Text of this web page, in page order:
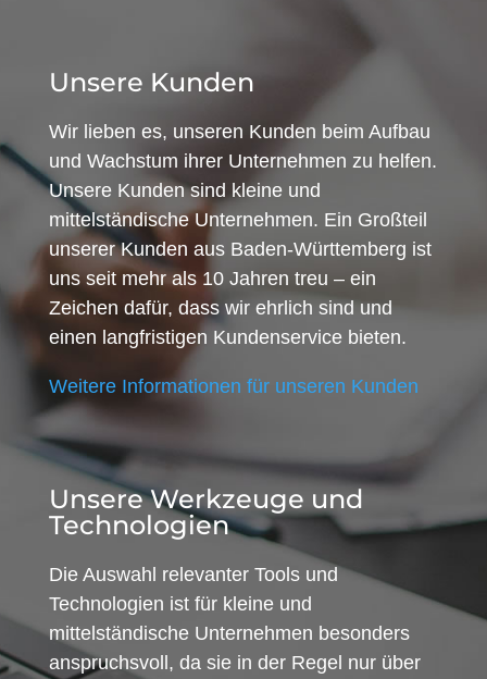
Unsere Kunden
Wir lieben es, unseren Kunden beim Aufbau
und Wachstum ihrer Unternehmen zu helfen.
Unsere Kunden sind kleine und
mittelständische Unternehmen. Ein Großteil
unserer Kunden aus Baden-Württemberg ist
uns seit mehr als 10 Jahren treu – ein
Zeichen dafür, dass wir ehrlich sind und
einen langfristigen Kundenservice bieten.
Weitere Informationen für unseren Kunden
Unsere Werkzeuge und
Technologien
Die Auswahl relevanter Tools und
Technologien ist für kleine und
mittelständische Unternehmen besonders
anspruchsvoll, da sie in der Regel nur über